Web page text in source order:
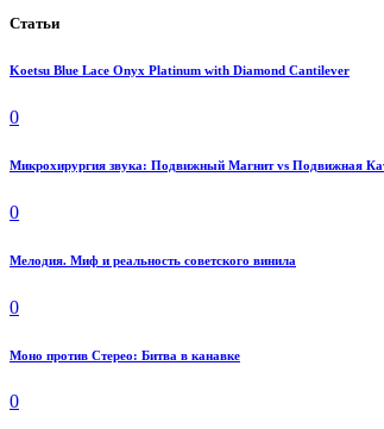
Статьи
Koetsu Blue Lace Onyx Platinum with Diamond Cantilever
0
Микрохирургия звука: Подвижный Магнит vs Подвижная
0
Мелодия. Миф и реальность советского винила
0
Моно против Стерео: Битва в канавке
0